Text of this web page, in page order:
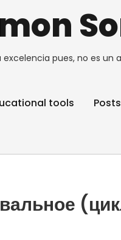
pues, no es un
tools